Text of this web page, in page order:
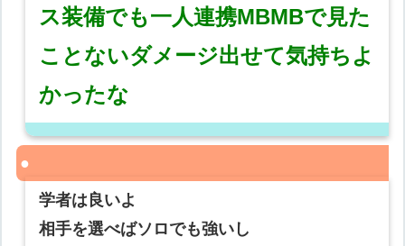
ス装備でも一人連携MBMBで見た
ことないダメージ出せて気持ちよ
かったな
学者は良いよ
相手を選べばソロでも強いし